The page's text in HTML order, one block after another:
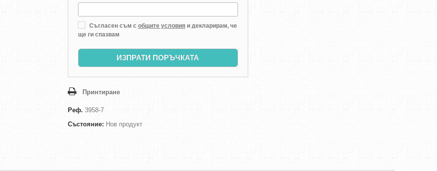
Съгласен съм с общите условия и декларирам, че
ще ги спазвам
ИЗПРАТИ ПОРЪЧКАТА
Принтиране
Реф. 3958-7
Състояние: Нов продукт